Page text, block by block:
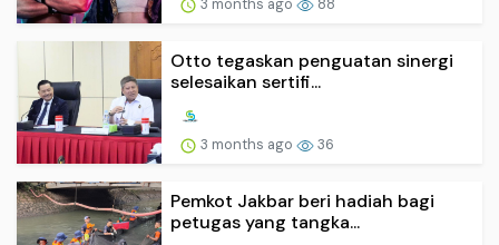
3 months ago 88
Otto tegaskan penguatan sinergi
selesaikan sertifi...
3 months ago 36
Pemkot Jakbar beri hadiah bagi
petugas yang tangka...